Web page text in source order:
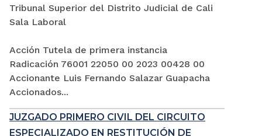
Tribunal Superior del Distrito Judicial de Cali
Sala Laboral
Acción Tutela de primera instancia
Radicación 76001 22050 00 2023 00428 00
Accionante Luis Fernando Salazar Guapacha
Accionados...
JUZGADO PRIMERO CIVIL DEL CIRCUITO
ESPECIALIZADO EN RESTITUCIÓN DE